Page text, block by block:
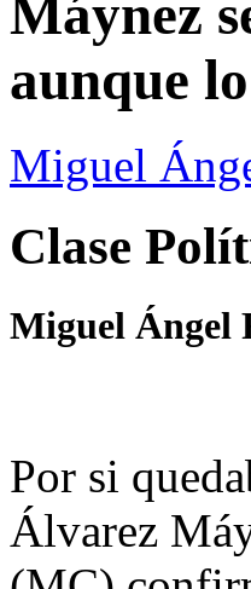
Máynez
aunque
Miguel
Clase
Miguel Ángel
Por si
Álvarez